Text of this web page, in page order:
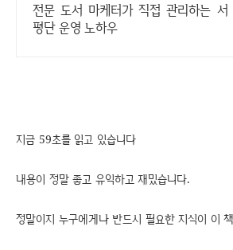
전문 도서 마케터가 직접 관리하는 서
평단 운영 노하우
지금 59초를 읽고 있습니다
내용이 정말 좋고 유익하고 재밌습니다.
정말이지 누구에게나 반드시 필요한 지식이 이